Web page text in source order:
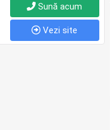
Sună acum
Vezi site